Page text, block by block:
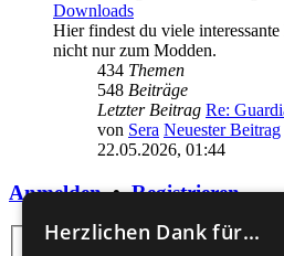
Downloads
Hier findest du viele
nicht nur zum Modden.
434 Themen
548 Beiträge
Letzter Beitrag Re:
von Sera Neuester Beitrag
22.05.2026, 01:44
Anmelden•Registrieren
Benutzername:
Herzlichen Dank für...